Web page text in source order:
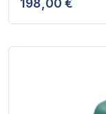
198,00 €